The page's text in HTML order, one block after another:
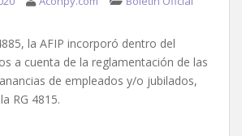
la AFIP incorporó dentro del
a cuenta de la reglamentación de las
de empleados y/o jubilados,
RG 4815.